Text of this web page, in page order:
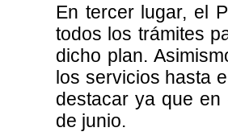
En tercer lugar, el
todos los trámites
dicho plan.
los servicios hasta
destacar ya que
de junio.